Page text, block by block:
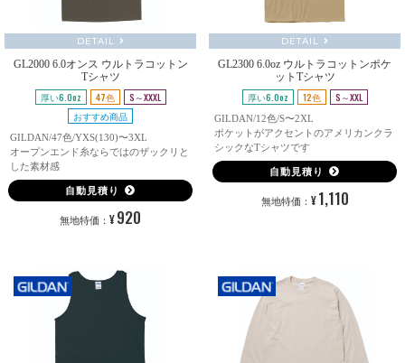
DETAIL
GL2000 6.0オンス ウルトラコットン
Tシャツ
厚い6.0oz 47色
S～XXXL
おすすめ商品
GILDAN/47色/YXS(130)〜3XL
オープンエンド糸ならではのザックリと
した素材感
自動見積り
無地特価：¥ 920
DETAIL
GL2300 6.0oz ウルトラコットンポケ
ットTシャツ
厚い6.0oz 12色 S～XXL
GILDAN/12色/S〜2XL
ポケットがアクセントのアメリカンクラ
シックなTシャツです
自動見積り
無地特価： ¥ 1,110